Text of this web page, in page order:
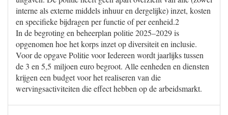
interne als externe middels inhuur en dergelijke) inzet, kosten
en specifieke bijdragen per functie of per eenheid.2
In de begroting en beheerplan politie 2025–2029 is
opgenomen hoe het korps inzet op diversiteit en inclusie.
Voor de opgave Politie voor Iedereen wordt jaarlijks tussen
de 3 en 5,5 miljoen euro begroot. Alle eenheden en diensten
krijgen een budget voor het realiseren van die
wervingsactiviteiten die effect hebben op de arbeidsmarkt.